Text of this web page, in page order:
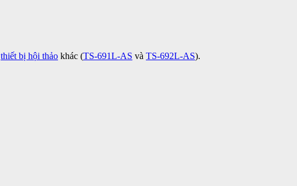
thiết bị hội thảo khác (TS-691L-AS và TS-692L-AS).